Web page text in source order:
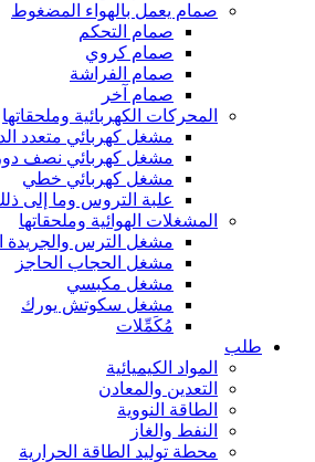
صمام يعمل بالهواء المضغوط
صمام التحكم
صمام كروي
صمام الفراشة
صمام آخر
المحركات الكهربائية وملحقاتها
مشغل كهربائي متعدد
مشغل كهربائي نصف
مشغل كهربائي خطي
علبة التروس وما إلى
المشغلات الهوائية وملحقاتها
مشغل الترس والجريدة
مشغل الحجاب الحاجز
مشغل مكبسي
مشغل سكوتش يورك
مُكَمِّلات
طلب
المواد الكيميائية
التعدين والمعادن
الطاقة النووية
النفط والغاز
محطة توليد الطاقة الحرارية